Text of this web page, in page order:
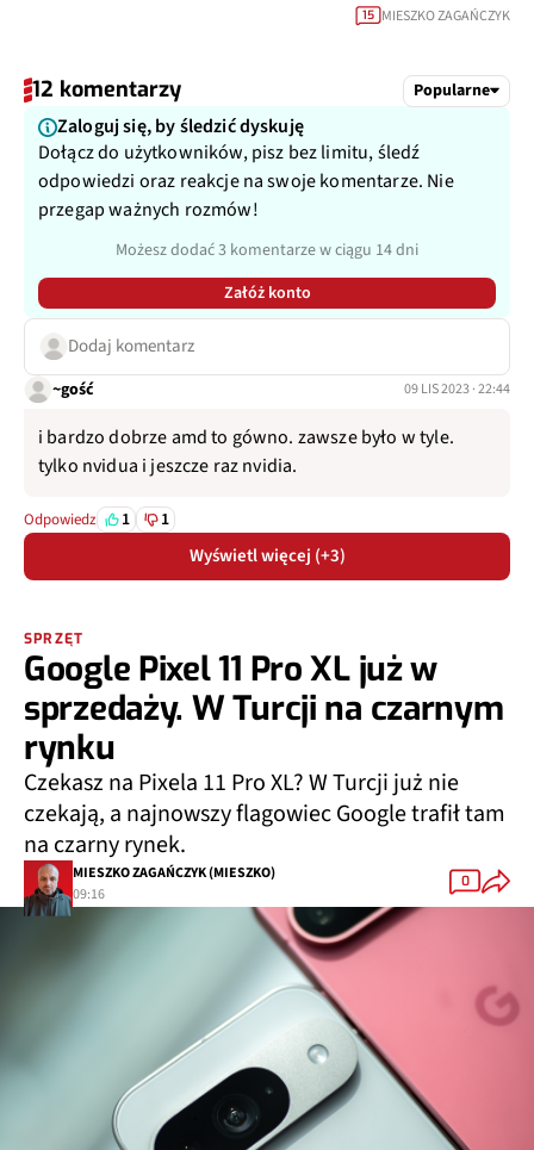
15 MIESZKO ZAGAŃCZYK
12 komentarzy Popularne
Zaloguj się, by śledzić dyskuję
Dołącz do użytkowników, pisz bez limitu, śledź
odpowiedzi oraz reakcje na swoje komentarze. Nie
przegap ważnych rozmów!
Możesz dodać 3 komentarze w ciągu 14 dni
Załóż konto
Dodaj komentarz
~gość 09 LIS 2023 · 22:44
i bardzo dobrze amd to gówno. zawsze było w tyle.
tylko nvidua i jeszcze raz nvidia.
Odpowiedz 1 1
Wyświetl więcej (+3)
SPRZĘT
Google Pixel 11 Pro XL już w
sprzedaży. W Turcji na czarnym
rynku
Czekasz na Pixela 11 Pro XL? W Turcji już nie
czekają, a najnowszy flagowiec Google trafił tam
na czarny rynek.
MIESZKO ZAGAŃCZYK (MIESZKO)
09:16
0